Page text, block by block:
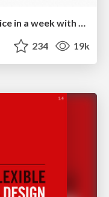
Build your cross-platform service in a week with App Engine
234 19k